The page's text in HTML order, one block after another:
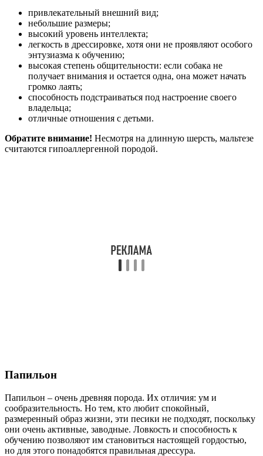
привлекательный внешний вид;
небольшие размеры;
высокий уровень интеллекта;
легкость в дрессировке, хотя они не проявляют особого
энтузиазма к обучению;
высокая степень общительности: если собака не
получает внимания и остается одна, она может начать
громко лаять;
способность подстраиваться под настроение своего
владельца;
отличные отношения с детьми.
Обратите внимание! Несмотря на длинную шерсть, мальтезе
считаются гипоаллергенной породой.
Папильон
Папильон – очень древняя порода. Их отличия: ум и
сообразительность. Но тем, кто любит спокойный,
размеренный образ жизни, эти песики не подходят, поскольку
они очень активные, заводные. Ловкость и способность к
обучению позволяют им становиться настоящей гордостью,
но для этого понадобятся правильная дрессура.